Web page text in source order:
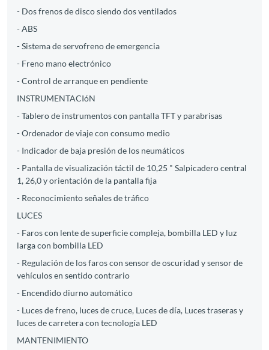
- Dos frenos de disco siendo dos ventilados
- ABS
- Sistema de servofreno de emergencia
- Freno mano electrónico
- Control de arranque en pendiente
INSTRUMENTACIóN
- Tablero de instrumentos con pantalla TFT y parabrisas
- Ordenador de viaje con consumo medio
- Indicador de baja presión de los neumáticos
- Pantalla de visualización táctil de 10,25 " Salpicadero central
1, 26,0 y orientación de la pantalla fija
- Reconocimiento señales de tráfico
LUCES
- Faros con lente de superficie compleja, bombilla LED y luz
larga con bombilla LED
- Regulación de los faros con sensor de oscuridad y sensor de
vehículos en sentido contrario
- Encendido diurno automático
- Luces de freno, luces de cruce, Luces de día, Luces traseras y
luces de carretera con tecnología LED
MANTENIMIENTO